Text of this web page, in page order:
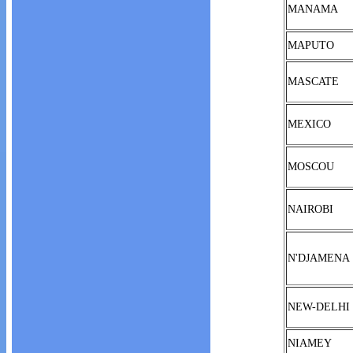
MANAMA
MAPUTO
MASCATE
MEXICO
MOSCOU
NAIROBI
N'DJAMENA
NEW-DELHI
NIAMEY